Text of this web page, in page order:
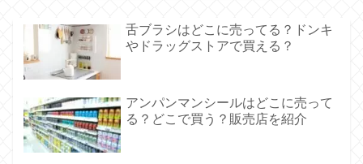
舌ブラシはどこに売ってる？ドンキ
やドラッグストアで買える？
アンパンマンシールはどこに売って
る？どこで買う？販売店を紹介